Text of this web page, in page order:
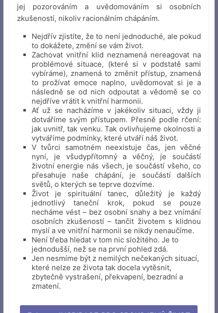
jej pozorováním a uvědomováním si osobních
zkušeností, nikoliv racionálním chápáním.
Nejdřív zjistíte, že to není jednoduché, ale pokud
to dokážete, změní se vám život.
Zachovat vnitřní klid neznamená nereagovat na
problémové situace, (které si v podstatě sami
vybíráme), znamená to změnit přístup, znamená
to prožívat emoce naplno, uvědomovat si je a
následně se od nich odpoutat a vědomě se co
nejdříve vrátit k vnitřní harmonii.
Ať už se nacházíme v jakékoliv situaci, vždy ji
dotváříme svým přístupem. Přesně podle rčení:
jak uvnitř, tak venku. Tak ovlivňujeme okolnosti a
vytváříme podmínky, které utváří náš život.
V tvůrci samotném neexistuje čas, jen věčné
nyní, je všudypřítomný a věčný, je součástí
životní energie nás všech, je součástí všeho, co
přesahuje naše chápání, je součástí dalších
světů, o kterých se teprve dozvíme.
Život je spirituální tanec, důležitý je každý
jednotlivý taneční krok, pokud se pouze
necháme vést – bez osobní snahy a bez vnímání
osobních zkušeností – tančit životem s klidnou
myslí a ve vnitřní harmonii se nikdy nenaučíme.
Není třeba hledat v tom nic složitého. Je to
jednodušší, než se na první pohled zdá.
Jen nesmíme být z nemilých nečekaných situací,
které nelze ze života tak docela vytěsnit,
zbytečně vystrašení, překvapení, bezradní a
zmatení.